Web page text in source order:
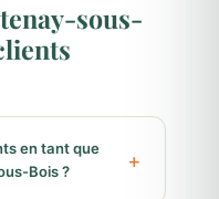
sous-
en tant que
Bois ?